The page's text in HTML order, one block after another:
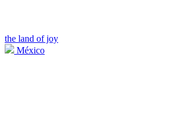
the land of joy
México